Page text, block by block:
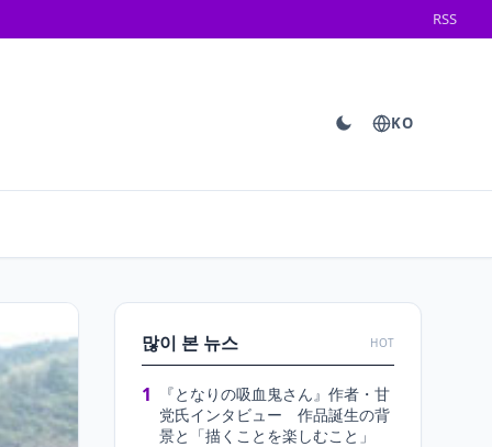
RSS
KO
많이 본 뉴스 HOT
1
『となりの吸血鬼さん』作者・甘
党氏インタビュー 作品誕生の背
景と「描くことを楽しむこと」